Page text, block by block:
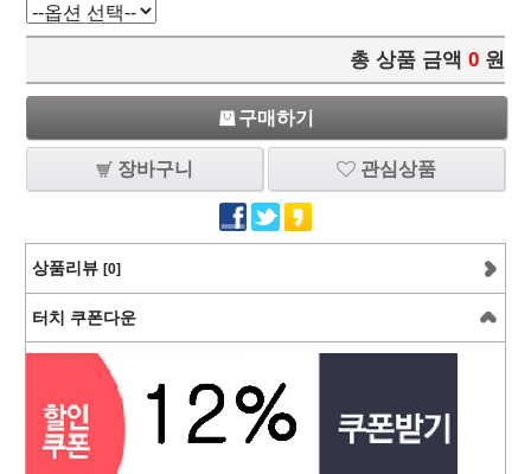
총 상품 금액 0 원
구매하기
장바구니 관심상품
상품리뷰 [0]
터치 쿠폰다운